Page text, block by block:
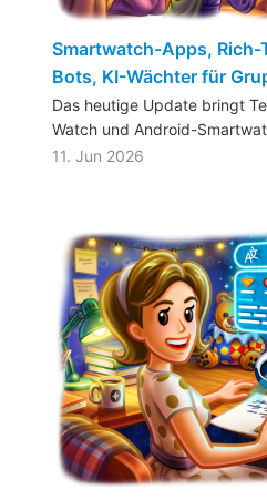
Smartwatch-Apps,
Bots, KI-Wächter für
Das heutige Update bringt
Watch und Android-
11. Jun 2026